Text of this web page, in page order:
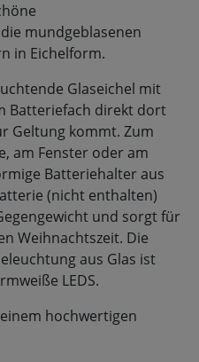
mundgeblasenen
in Eichelform.
Glaseichel mit
Batteriefach direkt dort
Geltung kommt. Zum
am Fenster oder am
Batteriehalter aus
(nicht enthalten)
und sorgt für
Weihnachtszeit. Die
aus Glas ist
LEDS.
hochwertigen